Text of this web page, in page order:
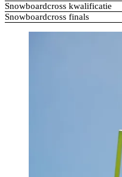
Snowboardcross kwalificatie
Snowboardcross finals